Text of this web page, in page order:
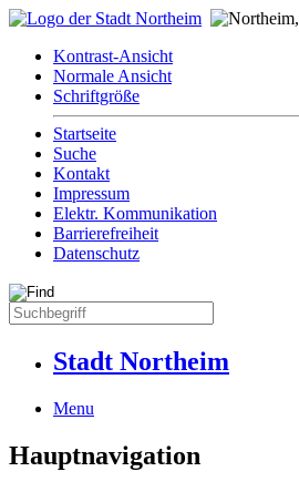
Kontrast-Ansicht
Normale Ansicht
Schriftgröße
Startseite
Suche
Kontakt
Impressum
Elektr. Kommunikation
Barrierefreiheit
Datenschutz
Stadt Northeim
Menu
Hauptnavigation